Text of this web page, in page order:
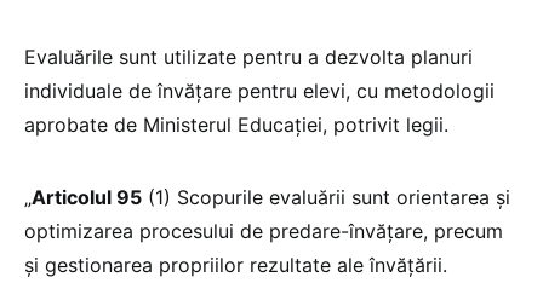
Evaluările sunt utilizate pentru a dezvolta planuri
individuale de învățare pentru elevi, cu metodologii
aprobate de Ministerul Educației, potrivit legii.
„Articolul 95 (1) Scopurile evaluării sunt orientarea și
optimizarea procesului de predare-învățare, precum
și gestionarea propriilor rezultate ale învățării.